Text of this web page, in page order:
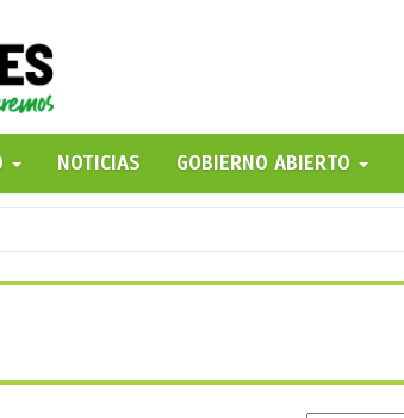
NOTICIAS GOBIERNO ABIERTO